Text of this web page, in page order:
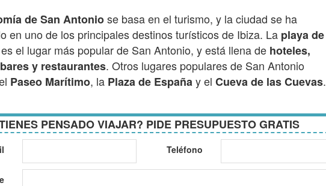
de San Antoniose basa en el turismo, y la ciudad se ha
en uno de los principales destinos turísticos de Ibiza. La playa de
es el lugar más popular de San Antonio, y está llena de hoteles,
y restaurantes. Otros lugares populares de San Antonio
Paseo Marítimo, la Plaza de Españay el Cueva de las Cuevas.
PENSADO VIAJAR? PIDE PRESUPUESTO GRATIS
Teléfono